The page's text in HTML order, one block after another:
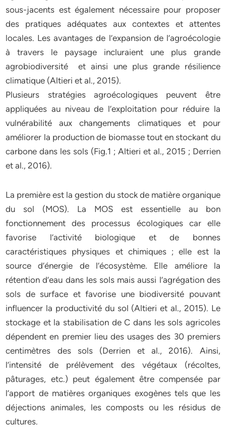
sous-jacents est également nécessaire pour proposer
des pratiques adéquates aux contextes et attentes
locales. Les avantages de l’expansion de l’agroécologie
à travers le paysage incluraient une plus grande
agrobiodiversité et ainsi une plus grande résilience
climatique (Altieri et al., 2015).
Plusieurs stratégies agroécologiques peuvent être
appliquées au niveau de l’exploitation pour réduire la
vulnérabilité aux changements climatiques et pour
améliorer la production de biomasse tout en stockant du
carbone dans les sols (Fig.1 ; Altieri et al., 2015 ; Derrien
et al., 2016).
La première est la gestion du stock de matière organique
du sol (MOS). La MOS est essentielle au bon
fonctionnement des processus écologiques car elle
favorise l’activité biologique et de bonnes
caractéristiques physiques et chimiques ; elle est la
source d’énergie de l’écosystème. Elle améliore la
rétention d’eau dans les sols mais aussi l’agrégation des
sols de surface et favorise une biodiversité pouvant
influencer la productivité du sol (Altieri et al., 2015). Le
stockage et la stabilisation de C dans les sols agricoles
dépendent en premier lieu des usages des 30 premiers
centimètres des sols (Derrien et al., 2016). Ainsi,
l’intensité de prélèvement des végétaux (récoltes,
pâturages, etc.) peut également être compensée par
l’apport de matières organiques exogènes tels que les
déjections animales, les composts ou les résidus de
cultures.